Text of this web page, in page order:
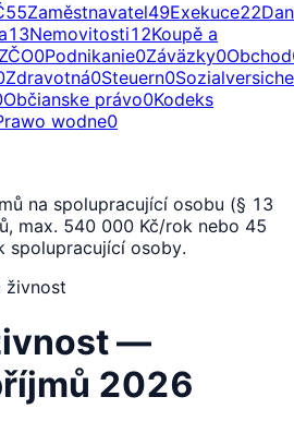
55Zaměstnavatel49Exekuce22
13Nemovitosti12Koupě a
0Podnikanie0Záväzky0Obchod
Zdravotná0Steuern0
Občianske právo0Kodeks
wodne0
na spolupracující osobu (§ 13
max. 540 000 Kč/rok nebo 45
spolupracující osoby.
živnost
—
2026